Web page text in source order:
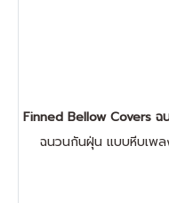
Finned Bellow Covers
ฉนวนกันฝุ่น แบบหีบเพล